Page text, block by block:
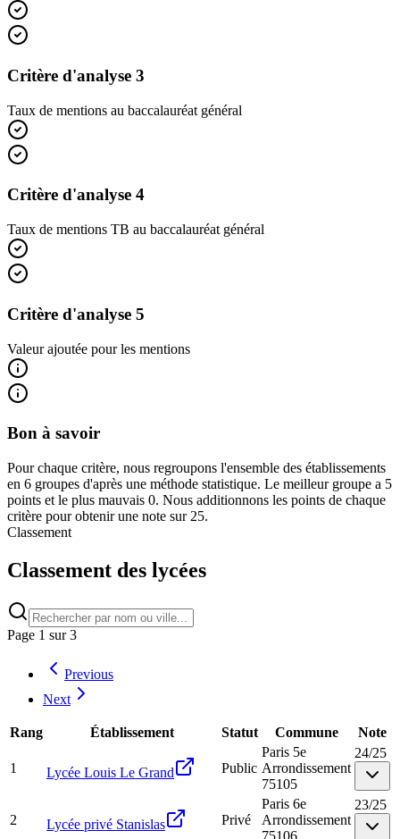
Critère d'analyse 3
Taux de mentions au baccalauréat général
Critère d'analyse 4
Taux de mentions TB au baccalauréat général
Critère d'analyse 5
Valeur ajoutée pour les mentions
Bon à savoir
Pour chaque critère, nous regroupons l'ensemble des établissements
en 6 groupes d'après une méthode statistique. Le meilleur groupe a 5
points et le plus mauvais 0. Nous additionnons les points de chaque
critère pour obtenir une note sur 25.
Classement
Classement des lycées
Page 1 sur3
Previous
Next
Rang Établissement Statut Commune Note
1 Lycée Louis Le Grand Public
Paris 5e
Arrondissement
75105
24/25
2 Lycée privé Stanislas Privé
Paris 6e
Arrondissement
75106
23/25